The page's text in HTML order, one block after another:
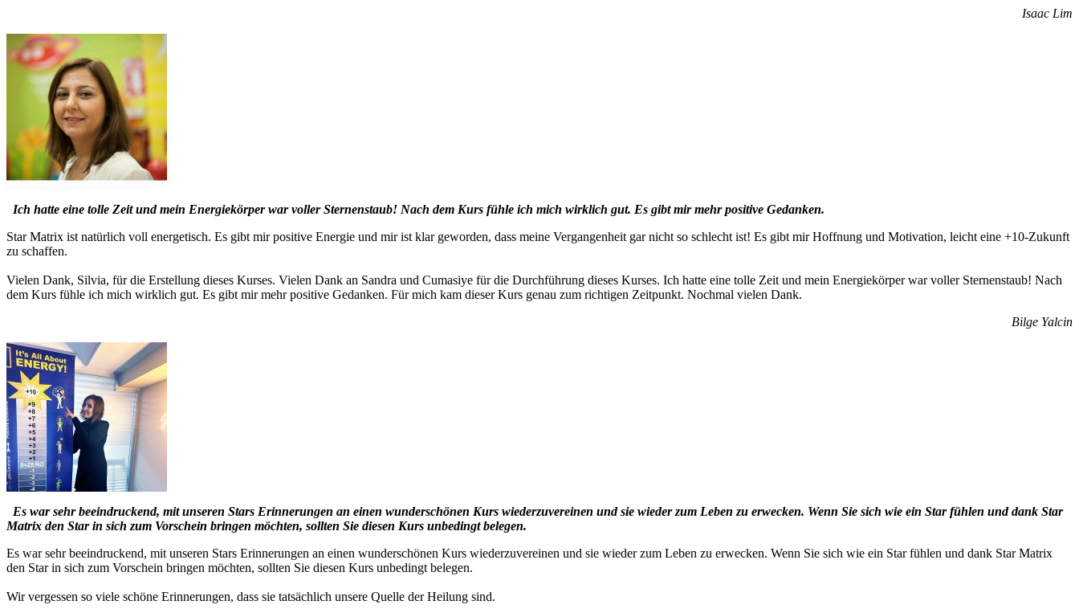
Isaac Lim
Ich hatte eine tolle Zeit und mein Energiekörper war voller Sternenstaub! Nach dem Kurs fühle ich mich wirklich gut. Es gibt mir mehr positive Gedanken.
Star Matrix ist natürlich voll energetisch. Es gibt mir positive Energie und mir ist klar geworden, dass meine Vergangenheit gar nicht so schlecht ist! Es gibt mir Hoffnung und Motivation, leicht eine +10-Zukunft
zu schaffen.
Vielen Dank, Silvia, für die Erstellung dieses Kurses. Vielen Dank an Sandra und Cumasiye für die Durchführung dieses Kurses. Ich hatte eine tolle Zeit und mein Energiekörper war voller Sternenstaub! Nach
dem Kurs fühle ich mich wirklich gut. Es gibt mir mehr positive Gedanken. Für mich kam dieser Kurs genau zum richtigen Zeitpunkt. Nochmal vielen Dank.
Bilge Yalcin
Es war sehr beeindruckend, mit unseren Stars Erinnerungen an einen wunderschönen Kurs wiederzuvereinen und sie wieder zum Leben zu erwecken. Wenn Sie sich wie ein Star fühlen und dank Star
Matrix den Star in sich zum Vorschein bringen möchten, sollten Sie diesen Kurs unbedingt belegen.
Es war sehr beeindruckend, mit unseren Stars Erinnerungen an einen wunderschönen Kurs wiederzuvereinen und sie wieder zum Leben zu erwecken. Wenn Sie sich wie ein Star fühlen und dank Star Matrix
den Star in sich zum Vorschein bringen möchten, sollten Sie diesen Kurs unbedingt belegen.
Wir vergessen so viele schöne Erinnerungen, dass sie tatsächlich unsere Quelle der Heilung sind.